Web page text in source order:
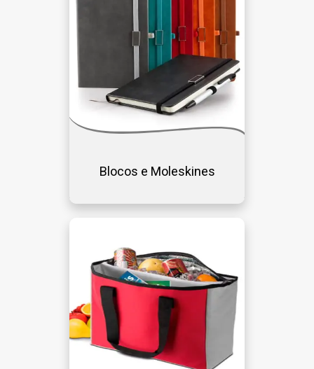
Blocos e Moleskines